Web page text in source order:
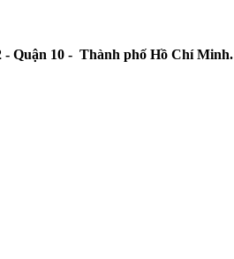
- Quận 10 - Thành phố Hồ Chí Minh.